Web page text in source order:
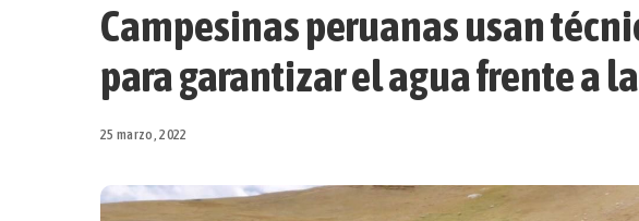
Campesinas peruanas usan
para garantizar el agua frente a
25 marzo, 2022